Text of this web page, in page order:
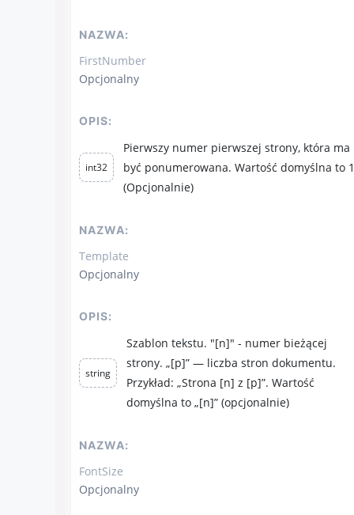
NAZWA:
FirstNumber
Opcjonalny
OPIS:
int32
Pierwszy numer pierwszej strony, która ma
być ponumerowana. Wartość domyślna to
(Opcjonalnie)
NAZWA:
Template
Opcjonalny
OPIS:
string
Szablon tekstu. "[n]" - numer bieżącej
strony. „[p]” — liczba stron dokumentu.
Przykład: „Strona [n] z [p]”. Wartość
domyślna to „[n]” (opcjonalnie)
NAZWA:
FontSize
Opcjonalny